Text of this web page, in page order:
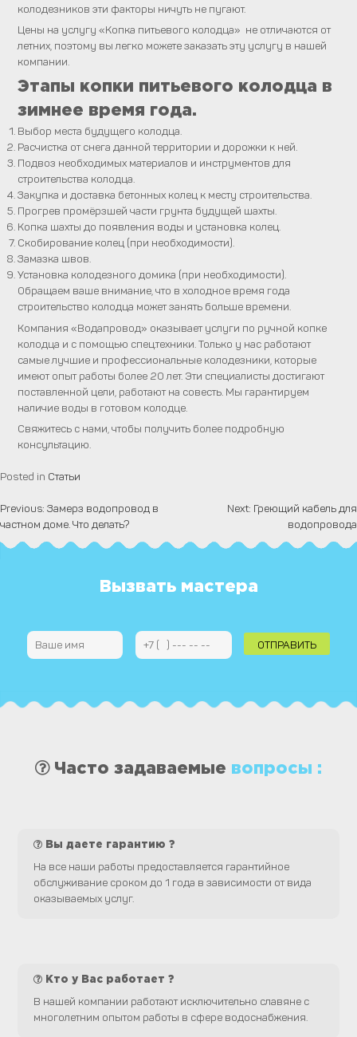
колодезников эти факторы ничуть не пугают.
Цены на услугу «Копка питьевого колодца» не отличаются от
летних, поэтому вы легко можете заказать эту услугу в нашей
компании.
Этапы копки питьевого колодца в
зимнее время года.
Выбор места будущего колодца.
Расчистка от снега данной территории и дорожки к ней.
Подвоз необходимых материалов и инструментов для
строительства колодца.
Закупка и доставка бетонных колец к месту строительства.
Прогрев промёрзшей части грунта будущей шахты.
Копка шахты до появления воды и установка колец.
Скобирование колец (при необходимости).
Замазка швов.
Установка колодезного домика (при необходимости).
Обращаем ваше внимание, что в холодное время года
строительство колодца может занять больше времени.
Компания «Водапровод» оказывает услуги по ручной копке
колодца и с помощью спец.техники. Только у нас работают
самые лучшие и профессиональные колодезники, которые
имеют опыт работы более 20 лет. Эти специалисты достигают
поставленной цели, работают на совесть. Мы гарантируем
наличие воды в готовом колодце.
Свяжитесь с нами, чтобы получить более подробную
консультацию.
Posted in Статьи
Навигация
Previous: Замерз водопровод в
частном доме. Что делать?
Next: Греющий кабель для
водопровода
Вызвать мастера
Часто задаваемые вопросы :
Вы даете гарантию ?
На все наши работы предоставляется гарантийное
обслуживание сроком до 1 года в зависимости от вида
оказываемых услуг.
Кто у Вас работает ?
В нашей компании работают исключительно славяне с
многолетним опытом работы в сфере водоснабжения.